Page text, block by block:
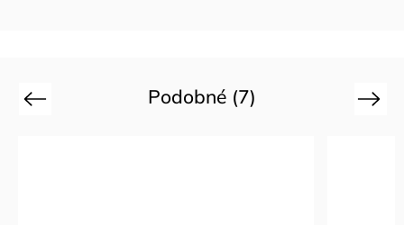
Podobné (7)
Previous Next